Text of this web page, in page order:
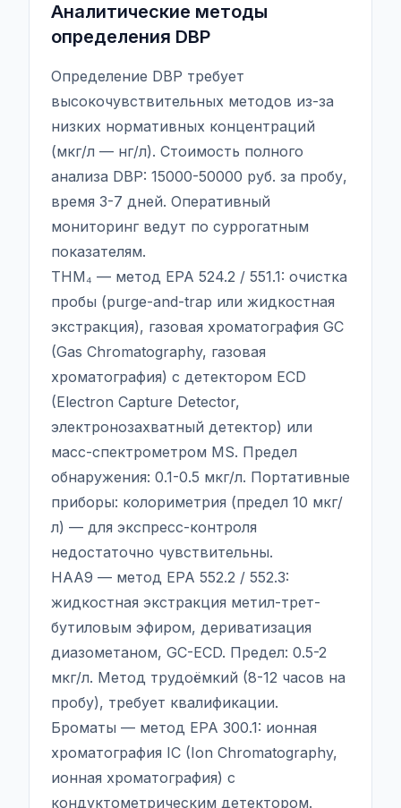
Аналитические методы
определения DBP
Определение DBP требует
высокочувствительных методов из-за
низких нормативных концентраций
(мкг/л — нг/л). Стоимость полного
анализа DBP: 15000-50000 руб. за пробу,
время 3-7 дней. Оперативный
мониторинг ведут по суррогатным
показателям.
THM₄ — метод EPA 524.2 / 551.1: очистка
пробы (purge-and-trap или жидкостная
экстракция), газовая хроматография GC
(Gas Chromatography, газовая
хроматография) с детектором ECD
(Electron Capture Detector,
электронозахватный детектор) или
масс-спектрометром MS. Предел
обнаружения: 0.1-0.5 мкг/л. Портативные
приборы: колориметрия (предел 10 мкг/
л) — для экспресс-контроля
недостаточно чувствительны.
HAA9 — метод EPA 552.2 / 552.3:
жидкостная экстракция метил-трет-
бутиловым эфиром, дериватизация
диазометаном, GC-ECD. Предел: 0.5-2
мкг/л. Метод трудоёмкий (8-12 часов на
пробу), требует квалификации.
Броматы — метод EPA 300.1: ионная
хроматография IC (Ion Chromatography,
ионная хроматография) с
кондуктометрическим детектором.